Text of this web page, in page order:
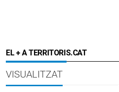
EL + A TERRITORIS.CAT
VISUALITZAT